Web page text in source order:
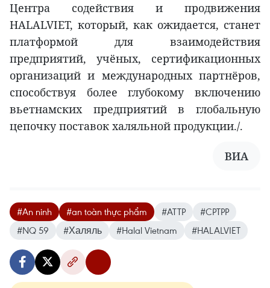
Центра содействия и продвижения
HALALVIET, который, как ожидается, станет
платформой для взаимодействия
предприятий, учёных, сертификационных
организаций и международных партнёров,
способствуя более глубокому включению
вьетнамских предприятий в глобальную
цепочку поставок халяльной продукции./.
ВИА
#An ninh #an toàn thực phẩm #ATTP
#CPTPP
#NQ 59
#Халяль #Halal Vietnam #HALALVIET